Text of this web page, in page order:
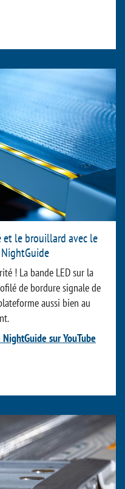
et le brouillard avec le
! La bande LED sur la
de bordure signale de
aussi bien au
sur YouTube